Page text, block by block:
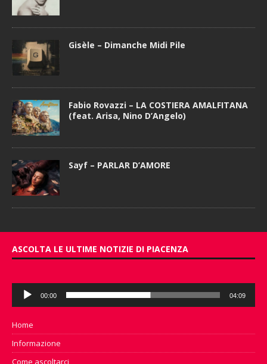
Gisèle – Dimanche Midi Pile
Fabio Rovazzi – LA COSTIERA AMALFITANA
(feat. Arisa, Nino D’Angelo)
Sayf – PARLAR D’AMORE
ASCOLTA LE ULTIME NOTIZIE DI PIACENZA
Audio
Player
00:00 04:09
Home
Informazione
Come ascoltarci